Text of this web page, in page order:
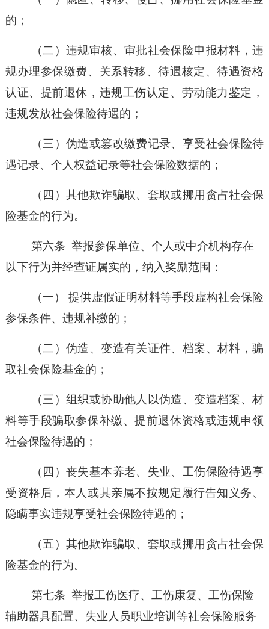
的；
（二）违规审核、审批社会保险申报材料，违
规办理参保缴费、关系转移、待遇核定、待遇资格
认证、提前退休，违规工伤认定、劳动能力鉴定，
违规发放社会保险待遇的；
（三）伪造或篡改缴费记录、享受社会保险待
遇记录、个人权益记录等社会保险数据的；
（四）其他欺诈骗取、套取或挪用贪占社会保
险基金的行为。
第六条 举报参保单位、个人或中介机构存在
以下行为并经查证属实的，纳入奖励范围：
（一）
提供虚假证明材料等手段虚构社会保险
参保条件、违规补缴的；
（二）伪造、变造有关证件、档案、材料，骗
取社会保险基金的；
（三）组织或协助他人以伪造、变造档案、材
料等手段骗取参保补缴、提前退休资格或违规申领
社会保险待遇的；
（四）丧失基本养老、失业、工伤保险待遇享
受资格后，本人或其亲属不按规定履行告知义务、
隐瞒事实违规享受社会保险待遇的；
（五）其他欺诈骗取、套取或挪用贪占社会保
险基金的行为。
第七条 举报工伤医疗、工伤康复、工伤保险
辅助器具配置、失业人员职业培训等社会保险服务